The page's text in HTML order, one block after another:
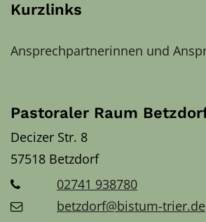
Kurzlinks
Ansprechpartnerinnen und
Pastoraler Raum
Decizer Str. 8
57518 Betzdorf
02741 938780
betzdorf@bistum-trier.de